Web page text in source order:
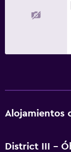
Bañera al aire libre
Alojamientos
District III -